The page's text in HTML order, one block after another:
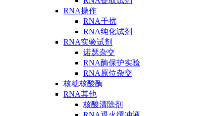
RNA操作
RNA干扰
RNA纯化试剂
RNA实验试剂
诺瑟杂交
RNA酶保护实验
RNA原位杂交
核糖核酸酶
RNA其他
核酸清除剂